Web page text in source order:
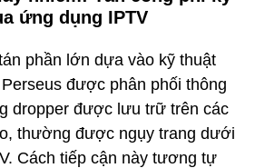
ứng dụng IPTV
phần lớn dựa vào kỹ thuật
được phân phối thông
dropper được lưu trữ trên các
thường được ngụy trang dưới
Cách tiếp cận này tương tự